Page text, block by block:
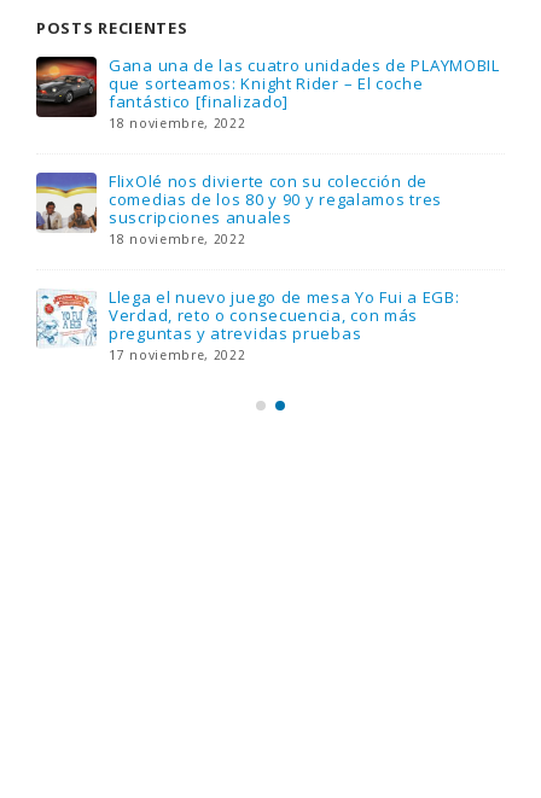
POSTS RECIENTES
Gana una de las cuatro unidades de PLAYMOBIL
que sorteamos: Knight Rider – El coche
fantástico [finalizado]
18 noviembre, 2022
FlixOlé nos divierte con su colección de
comedias de los 80 y 90 y regalamos tres
suscripciones anuales
18 noviembre, 2022
Llega el nuevo juego de mesa Yo Fui a EGB:
Verdad, reto o consecuencia, con más
preguntas y atrevidas pruebas
17 noviembre, 2022